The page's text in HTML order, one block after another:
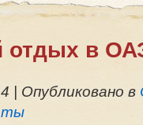
в
Опубликовано в